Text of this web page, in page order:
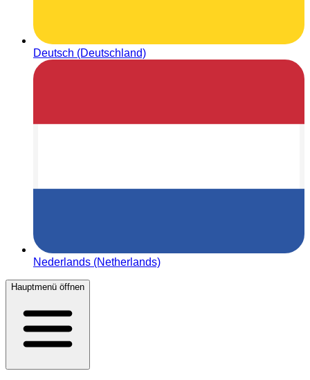
Deutsch (Deutschland)
Nederlands (Netherlands)
Hauptmenü öffnen